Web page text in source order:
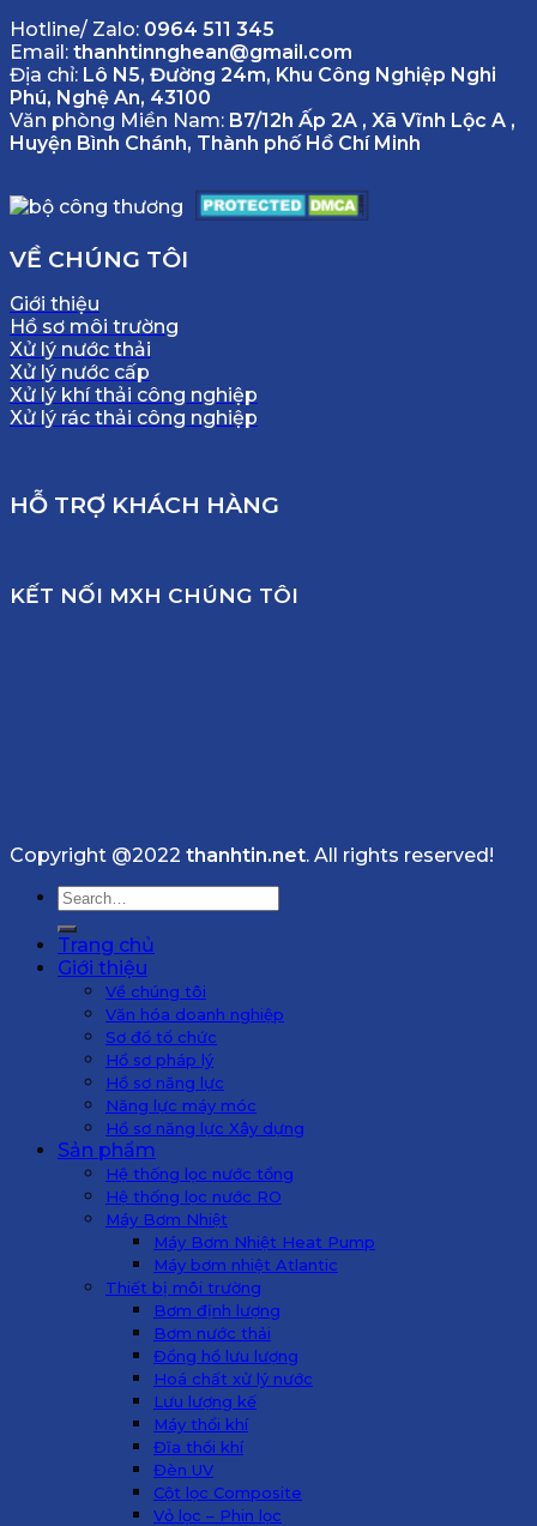
Hotline/ Zalo: 0964 511 345
Email: thanhtinnghean@gmail.com
Địa chỉ: Lô N5, Đường 24m, Khu Công Nghiệp Nghi
Phú, Nghệ An, 43100
Văn phòng Miền Nam: B7/12h Ấp 2A , Xã Vĩnh Lộc A ,
Huyện Bình Chánh, Thành phố Hồ Chí Minh
VỀ CHÚNG TÔI
Giới thiệu
Hồ sơ môi trường
Xử lý nước thải
Xử lý nước cấp
Xử lý khí thải công nghiệp
Xử lý rác thải công nghiệp
HỖ TRỢ KHÁCH HÀNG
KẾT NỐI MXH CHÚNG TÔI
Copyright @2022 thanhtin.net. All rights reserved!
Search
for:
Trang chủ
Giới thiệu
Về chúng tôi
Văn hóa doanh nghiệp
Sơ đồ tổ chức
Hồ sơ pháp lý
Hồ sơ năng lực
Năng lực máy móc
Hồ sơ năng lực Xây dựng
Sản phẩm
Hệ thống lọc nước tổng
Hệ thống lọc nước RO
Máy Bơm Nhiệt
Máy Bơm Nhiệt Heat Pump
Máy bơm nhiệt Atlantic
Thiết bị môi trường
Bơm định lượng
Bơm nước thải
Đồng hồ lưu lượng
Hoá chất xử lý nước
Lưu lượng kế
Máy thổi khí
Đĩa thổi khí
Đèn UV
Cột lọc Composite
Vỏ lọc – Phin lọc